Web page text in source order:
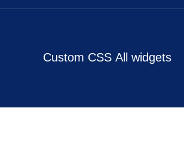
All widgets
Custom CSS